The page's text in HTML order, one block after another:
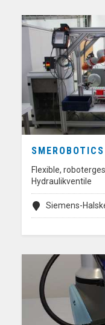
Flexible,
Hydraulikventile
Siemens-